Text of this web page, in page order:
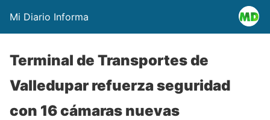
Mi Diario Informa
Terminal de Transportes de
Valledupar refuerza seguridad
con 16 cámaras nuevas